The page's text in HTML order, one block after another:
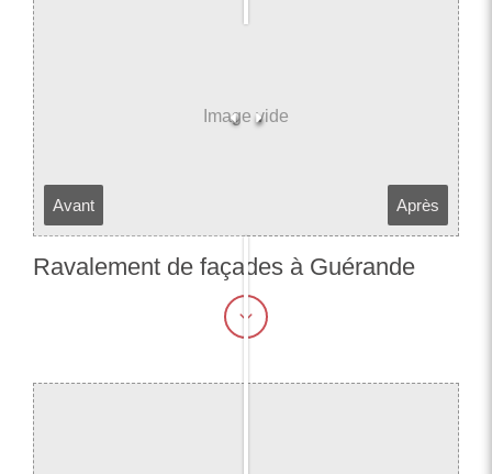
Avant Après
Ravalement de façades à Guérande